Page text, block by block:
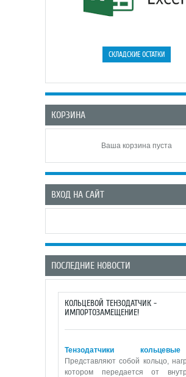
КОРЗИНА
Ваша корзина пуста
ВХОД НА САЙТ
ПОСЛЕДНИЕ НОВОСТИ
КОЛЬЦЕВОЙ ТЕНЗОДАТЧИК -
ИМПОРТОЗАМЕЩЕНИЕ!
Тензодатчики кольцевые
Представляют собой кольцо,
котором передается от